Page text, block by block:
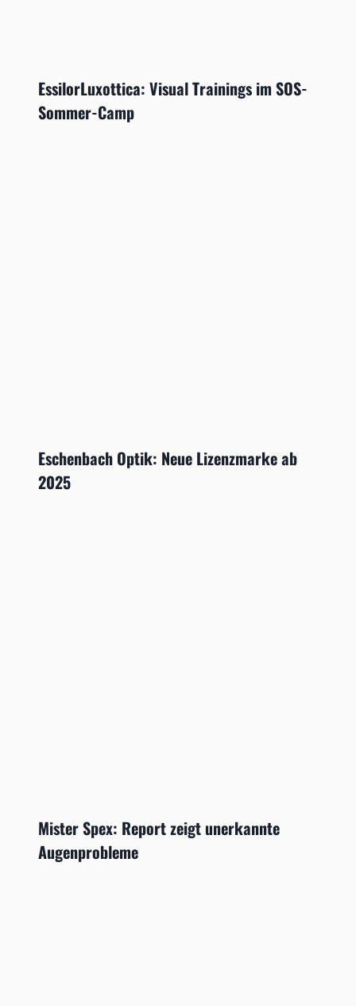
EssilorLuxottica: Visual Trainings im SOS-
Sommer-Camp
Eschenbach Optik: Neue Lizenzmarke ab
2025
Mister Spex: Report zeigt unerkannte
Augenprobleme